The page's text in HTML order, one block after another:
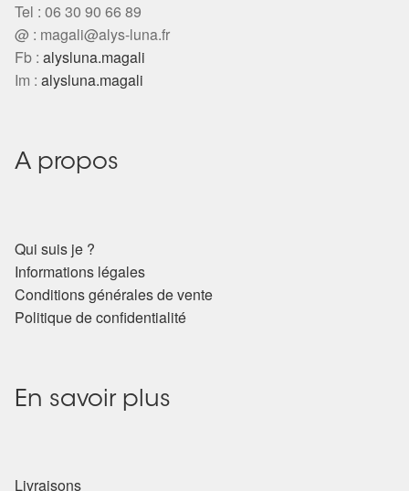
Tel : 06 30 90 66 89
@ : magali@alys-luna.fr
Fb : alysluna.magali
Im : alysluna.magali
A propos
Qui suis je ?
Informations légales
Conditions générales de vente
Politique de confidentialité
En savoir plus
Livraisons